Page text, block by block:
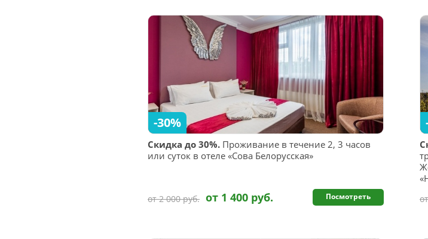
Скидка до 30%. Проживание в течение 2, 3 часов
или суток в отеле «Сова Белорусская»
-30%
от 2 000 руб. от 1 400 руб. Посмотреть